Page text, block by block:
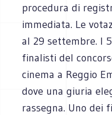
procedura di
immediata. Le
al 29 settembre. I
finalisti del
cinema a Reggio
dove una giuria
rassegna. Uno